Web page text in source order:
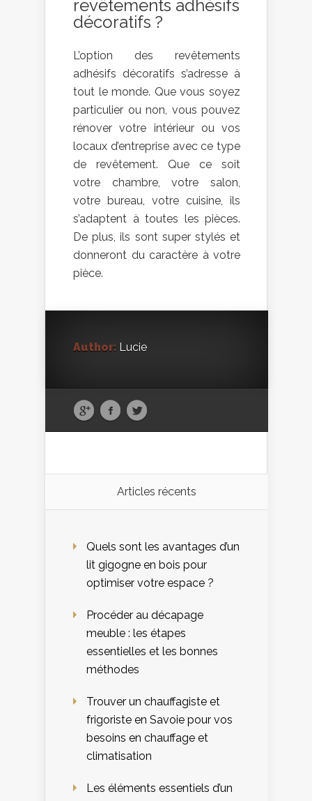
revêtements adhésifs
décoratifs ?
L’option des revêtements
adhésifs décoratifs s’adresse à
tout le monde. Que vous soyez
particulier ou non, vous pouvez
rénover votre intérieur ou vos
locaux d’entreprise avec ce type
de revêtement. Que ce soit
votre chambre, votre salon,
votre bureau, votre cuisine, ils
s’adaptent à toutes les pièces.
De plus, ils sont super stylés et
donneront du caractère à votre
pièce.
Author: Lucie
Articles récents
Quels sont les avantages d’un
lit gigogne en bois pour
optimiser votre espace ?
Procéder au décapage
meuble : les étapes
essentielles et les bonnes
méthodes
Trouver un chauffagiste et
frigoriste en Savoie pour vos
besoins en chauffage et
climatisation
Les éléments essentiels d’un